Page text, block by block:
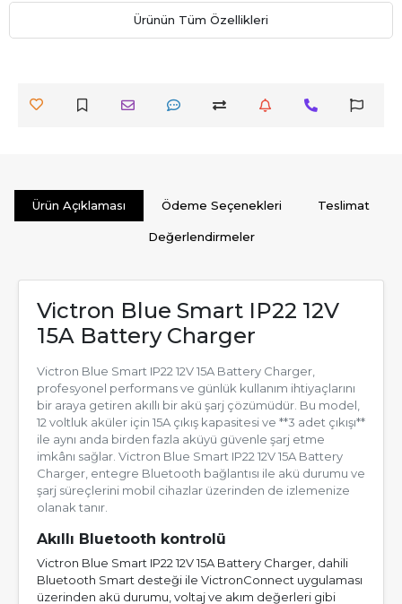
Ürünün Tüm Özellikleri
Ürün Açıklaması Ödeme Seçenekleri Teslimat
Değerlendirmeler
Victron Blue Smart IP22 12V
15A Battery Charger
Victron Blue Smart IP22 12V 15A Battery Charger,
profesyonel performans ve günlük kullanım ihtiyaçlarını
bir araya getiren akıllı bir akü şarj çözümüdür. Bu model,
12 voltluk aküler için 15A çıkış kapasitesi ve **3 adet çıkışı**
ile aynı anda birden fazla aküyü güvenle şarj etme
imkânı sağlar. Victron Blue Smart IP22 12V 15A Battery
Charger, entegre Bluetooth bağlantısı ile akü durumu ve
şarj süreçlerini mobil cihazlar üzerinden de izlemenize
olanak tanır.
Akıllı Bluetooth kontrolü
Victron Blue Smart IP22 12V 15A Battery Charger, dahili
Bluetooth Smart desteği ile VictronConnect uygulaması
üzerinden akü durumu, voltaj ve akım değerleri gibi